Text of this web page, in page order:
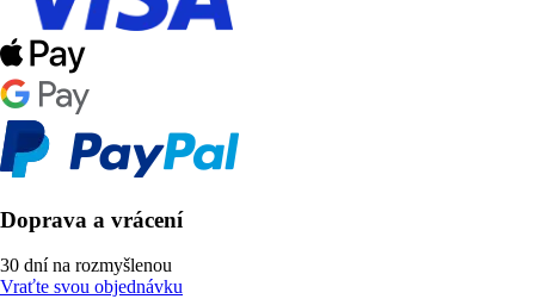
Doprava a vrácení
30 dní na rozmyšlenou
Vraťte svou objednávku